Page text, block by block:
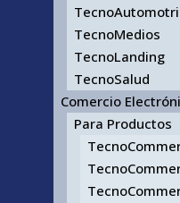
TecnoMedios
TecnoLanding
TecnoSalud
Comercio
Para Productos